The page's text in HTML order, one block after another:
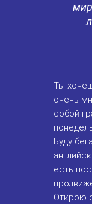
Ты
очень
собой
Буду
есть
Открою